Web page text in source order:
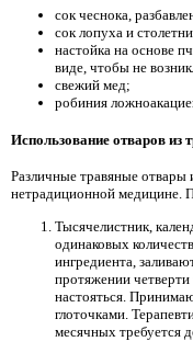
сок чеснока,
сок лопуха и
настойка на основе
виде, чтобы не
свежий мед;
робиния
Использование отваров из
Различные травяные отвары
нетрадиционной медицине.
Тысячелистник,
одинаковых
ингредиента,
протяжении
настояться.
глоточками.
месячных требуется